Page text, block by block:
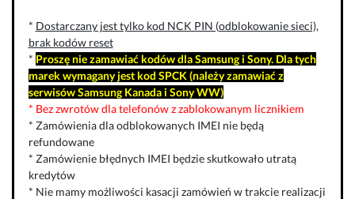
* Dostarczany jest tylko kod NCK PIN (odblokowanie sieci),
brak kodów reset
* Proszę nie zamawiać kodów dla Samsung i Sony. Dla tych
marek wymagany jest kod SPCK (należy zamawiać z
serwisów Samsung Kanada i Sony WW)
* Bez zwrotów dla telefonów z zablokowanym licznikiem
* Zamówienia dla odblokowanych IMEI nie będą
refundowane
* Zamówienie błędnych IMEI będzie skutkowało utratą
kredytów
* Nie mamy możliwości kasacji zamówień w trakcie realizacji